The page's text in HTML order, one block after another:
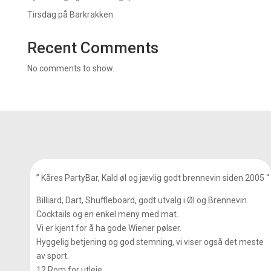
Tirsdag på Barkrakken.
Recent Comments
No comments to show.
” Kåres PartyBar, Kald øl og jævlig godt brennevin siden 2005 “
Billiard, Dart, Shuffleboard, godt utvalg i Øl og Brennevin.
Cocktails og en enkel meny med mat.
Vi er kjent for å ha gode Wiener pølser.
Hyggelig betjening og god stemning, vi viser også det meste
av sport.